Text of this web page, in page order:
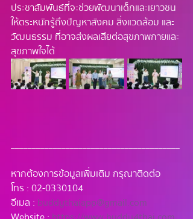
ประชาสัมพันธ์ที่จะช่วยพัฒนาเด็กและเยาวชน
ให้ตระหนักรู้ถึงปัญหาสังคม สิ่งแวดล้อม และ
วัฒนธรรม ที่อาจส่งผลเสียต่อสุขภาพกายและ
สุขภาพใจได้
________________________________________
หากต้องการข้อมูลเพิ่มเติม กรุณาติดต่อ
โทร : 02-0330104
อีเมล : buddythaiapp@gmail.com